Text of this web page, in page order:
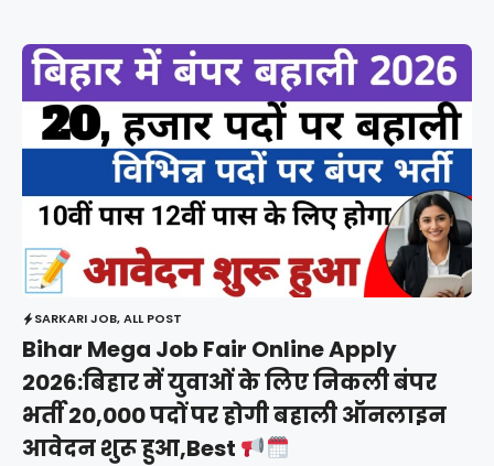
SARKARI JOB,ALL POST
Bihar Mega Job Fair Online Apply
2026:बिहार में युवाओं के लिए निकली बंपर
भर्ती 20,000 पदों पर होगी बहाली ऑनलाइन
आवेदन शुरू हुआ,Best